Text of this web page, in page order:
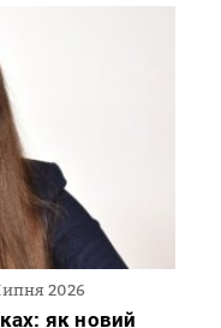
2026
як новий